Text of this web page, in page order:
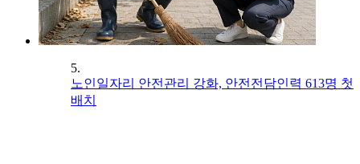
5.
노인일자리 안전관리 강화, 안전전담인력 613명 첫
배치